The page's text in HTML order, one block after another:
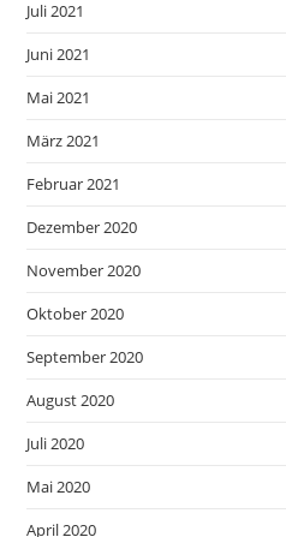
Juli 2021
Juni 2021
Mai 2021
März 2021
Februar 2021
Dezember 2020
November 2020
Oktober 2020
September 2020
August 2020
Juli 2020
Mai 2020
April 2020